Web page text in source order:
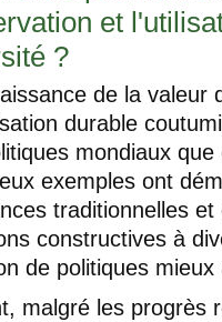
et
?
de la valeur
durable
mondiaux
exemples ont
traditionnelles
constructives à
de politiques
malgré les progrès